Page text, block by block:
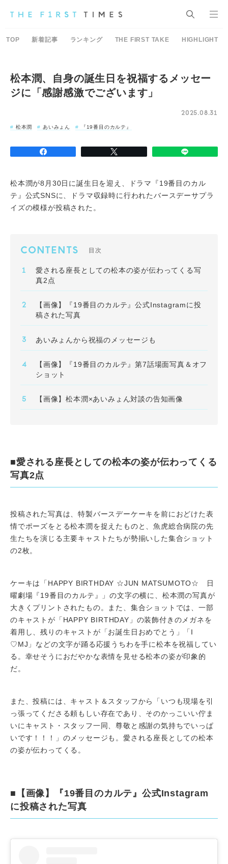
TOP 新着記事 ランキング THE FIRST TAKE HIGHLIGHT
松本潤、自身の誕生日を祝福するメッセー
ジに「感謝感激でございます」
2025.08.31
松本潤 あいみょん 『19番目のカルテ』
松本潤が8月30日に誕生日を迎え、ドラマ『19番目のカル
テ』公式SNSに、ドラマ収録時に行われたバースデーサプラ
イズの模様が投稿された。
CONTENTS 目次
愛される座長としての松本の姿が伝わってくる写
真2点
【画像】『19番目のカルテ』公式Instagramに投
稿された写真
あいみょんから祝福のメッセージも
【画像】『19番目のカルテ』第7話場面写真＆オフ
ショット
【画像】松本潤×あいみょん対談の告知画像
■愛される座長としての松本の姿が伝わってくる
写真2点
投稿された写真は、特製バースデーケーキを前におどけた表
情でポーズをとる松本潤を捉えたものと、魚虎総合病院の先
生たちを演じる主要キャストたちが勢揃いした集合ショット
の2枚。
ケーキは「HAPPY BIRTHDAY ☆JUN MATSUMOTO☆ 日
曜劇場『19番目のカルテ』」の文字の横に、松本潤の写真が
大きくプリントされたもの。また、集合ショットでは、一部
のキャストが「HAPPY BIRTHDAY」の装飾付きのメガネを
着用し、残りのキャストが「お誕生日おめでとう」「I
♡MJ」などの文字が踊る応援うちわを手に松本を祝福してい
る。幸せそうにおだやかな表情を見せる松本の姿が印象的
だ。
また、投稿には、キャスト＆スタッフから「いつも現場を引
っ張ってくださる頼もしい存在であり、そのかっこいい佇ま
いにキャスト・スタッフ一同、尊敬と感謝の気持ちでいっぱ
いです！！！」のメッセージも。愛される座長としての松本
の姿が伝わってくる。
■【画像】『19番目のカルテ』公式Instagram
に投稿された写真